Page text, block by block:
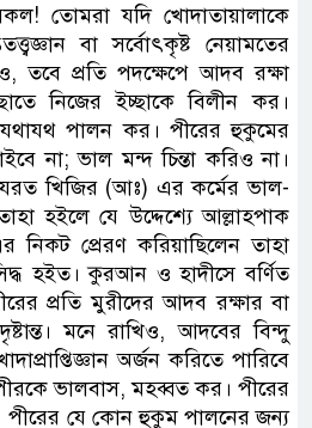
তোমরা যদি খোদাতায়ালাকে
বা সর্বোৎকৃষ্ট নেয়ামতের
তবে প্রতি পদক্ষেপে আদব রক্ষা
নিজের ইচ্ছাকে বিলীন কর।
পালন কর। পীরের হুকুমের
না; ভাল মন্দ চিন্তা করিও না।
খিজির (আঃ) এর কর্মের ভাল-
হইলে যে উদ্দেশ্যে আল্লাহপাক
প্রেরণ করিয়াছিলেন তাহা
হইত। কুরআন ও হাদীসে বর্ণিত
প্রতি মুরীদের আদব রক্ষার বা
মনে রাখিও, আদবের বিন্দু
অর্জন করিতে পারিবে
ভালবাস, মহব্বত কর। পীরের
পীরের যে কোন হুকুম পালনের জন্য